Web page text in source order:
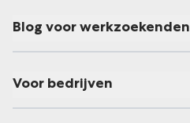
Blog voor werkzoekenden
Voor bedrijven